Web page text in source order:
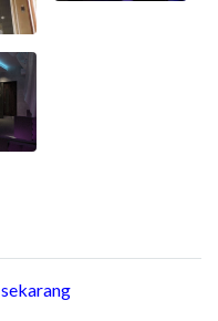
sekarang